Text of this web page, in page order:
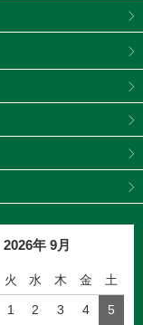
2026年 9月
火 水 木 金 土
1 2 3 4
5